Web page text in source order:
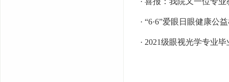
· “6·6”爱眼日眼健康公
· 2021级眼视光学专业